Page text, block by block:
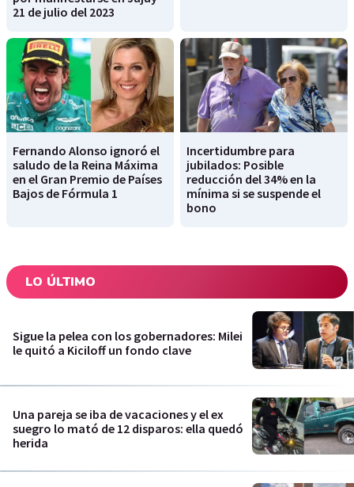
21 de julio del 2023
Fernando Alonso ignoró el
saludo de la Reina Máxima
en el Gran Premio de Países
Bajos de Fórmula 1
Incertidumbre para
jubilados: Posible
reducción del 34% en la
mínima si se suspende el
bono
LO ÚLTIMO
Sigue la pelea con los gobernadores: Milei
le quitó a Kiciloff un fondo clave
Una pareja se iba de vacaciones y el ex
suegro lo mató de 12 disparos: ella quedó
herida